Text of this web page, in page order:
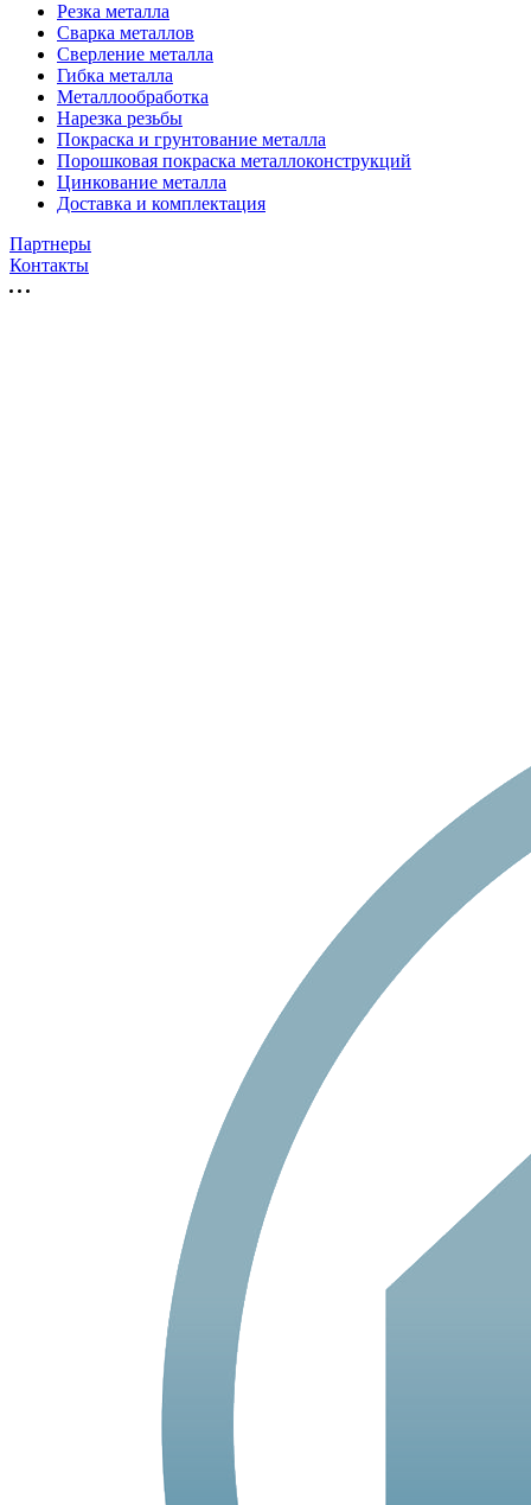
Резка металла
Сварка металлов
Сверление металла
Гибка металла
Металлообработка
Нарезка резьбы
Покраска и грунтование металла
Порошковая покраска металлоконструкций
Цинкование металла
Доставка и комплектация
Партнеры
Контакты